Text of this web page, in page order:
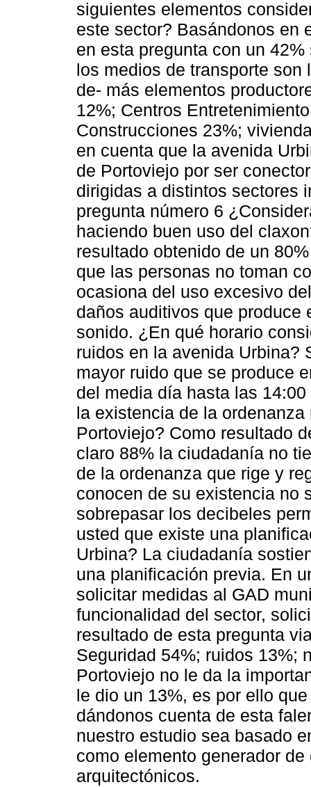
siguientes elementos
este sector? Basándonos en
en esta pregunta con un
los medios de transporte
de- más elementos
12%; Centros
Construcciones 23%;
en cuenta que la avenida
de Portoviejo por ser
dirigidas a distintos sectores
pregunta número 6
haciendo buen uso del
resultado obtenido de un
que las personas no toman
ocasiona del uso excesivo
daños auditivos que produce
sonido. ¿En qué horario
ruidos en la avenida Urbina?
mayor ruido que se produce
del media día hasta las
la existencia de la
Portoviejo? Como resultado
claro 88% la ciudadanía no
de la ordenanza que rige y
conocen de su existencia no
sobrepasar los decibeles
usted que existe una
Urbina? La ciudadanía
una planificación previa. En
solicitar medidas al GAD
funcionalidad del sector,
resultado de esta pregunta
Seguridad 54%; ruidos 13%;
Portoviejo no le da la
le dio un 13%, es por ello
dándonos cuenta de esta
nuestro estudio sea basado
como elemento generador
arquitectónicos.